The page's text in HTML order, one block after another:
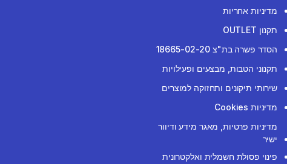
מדיניות אחריות
תקנון OUTLET
הסדר פשרה בת"צ 18665-02-20
תקנוני הטבות, מבצעים ופעילויות
שירותי תיקונים ותחזוקה למוצרים
מדיניות Cookies
מדיניות פרטיות, מאגר מידע ודיוור
ישיר
פינוי פסולת חשמלית ואלקטרונית